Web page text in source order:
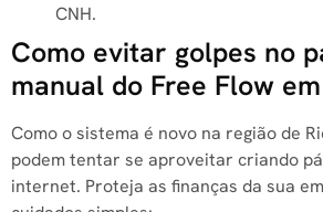
CNH.
Como evitar golpes no
manual do Free Flow
Como o sistema é novo na região de
podem tentar se aproveitar criando
internet. Proteja as finanças da sua